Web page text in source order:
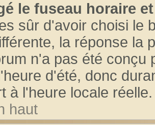
le fuseau horaire
sûr d'avoir choisi le
la réponse la
n'a pas été conçu
d'été, donc
à l'heure locale réelle.
haut